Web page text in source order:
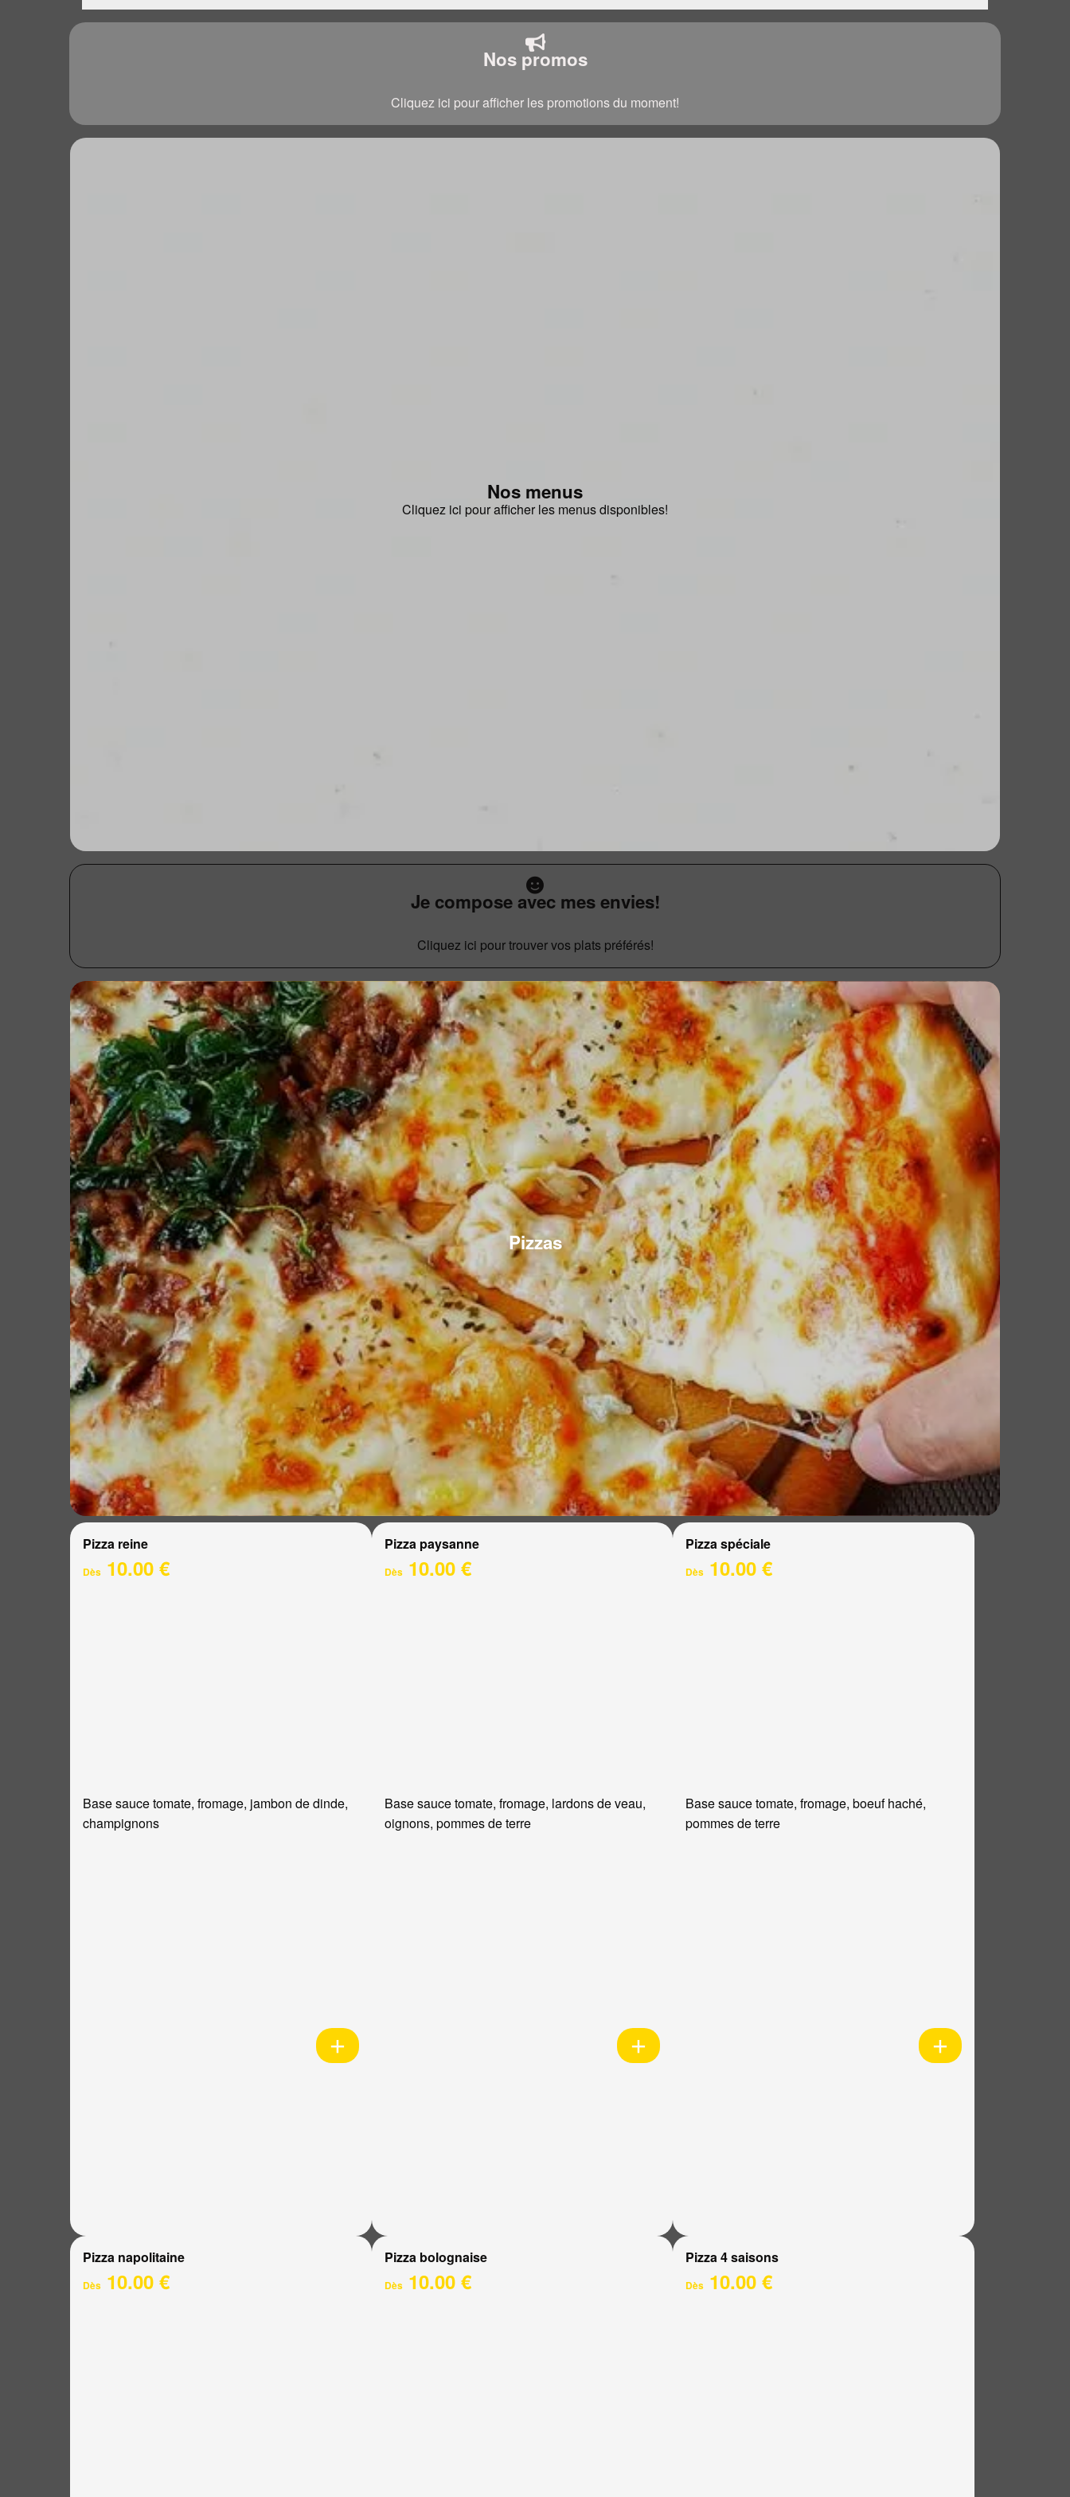
Nos promos
Cliquez ici pour afficher les promotions du moment!
Nos menus
Cliquez ici pour afficher les menus disponibles!
Je compose avec mes envies!
Cliquez ici pour trouver vos plats préférés!
Pizzas
Pizza reine
Dès 10.00 €
Base sauce tomate, fromage, jambon de dinde,
champignons
Pizza paysanne
Dès10.00 €
Base sauce tomate, fromage, lardons de veau,
oignons, pommes de terre
Pizza spéciale
Dès 10.00 €
Base sauce tomate, fromage, boeuf haché,
pommes de terre
Pizza napolitaine
Dès 10.00 €
Pizza bolognaise
Dès10.00 €
Pizza 4 saisons
Dès 10.00 €